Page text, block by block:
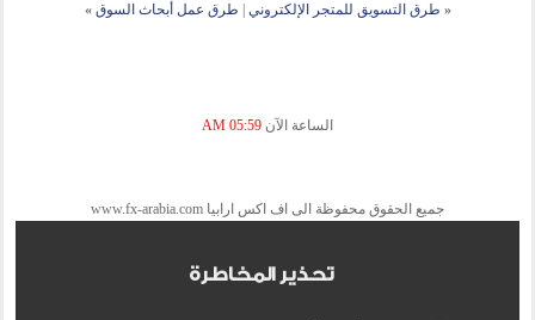
« طرق التسويق للمتجر الإلكتروني طرق عمل أبحاث السوق »
الساعة الآن 05:59 AM
جميع الحقوق محفوظة الى اف اكس ارابيا www.fx-arabia.com
تحذير المخاطرة